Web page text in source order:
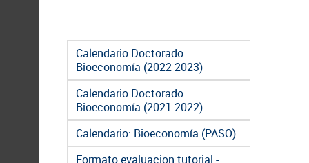
Calendario Doctorado
Bioeconomía (2022-2023)
Calendario Doctorado
Bioeconomía (2021-2022)
Calendario: Bioeconomía (PASO)
Formato evaluacion tutorial -